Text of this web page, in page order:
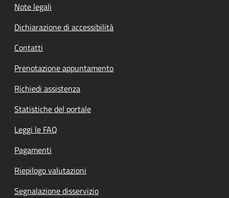
Note legali
Dichiarazione di accessibilità
Contatti
Prenotazione appuntamento
Richiedi assistenza
Statistiche del portale
Leggi le FAQ
Pagamenti
Riepilogo valutazioni
Segnalazione disservizio